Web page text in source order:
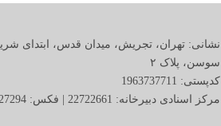
نشانی: تهران، تجریش، میدان قدس، ابتدای
سوسن، پلاک ٢
کدپستی: 1963737711
مرکز اسنادی دبیرخانه: 22722661 | فکس: 22727294